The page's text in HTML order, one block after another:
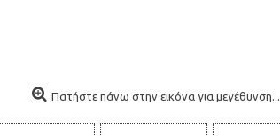
Πατήστε πάνω στην εικόνα για μεγέθυνση...